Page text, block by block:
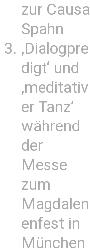
zur Causa
Spahn
‚Dialogpre
digt‘ und
‚meditativ
er Tanz’
während
der
Messe
zum
Magdalen
enfest in
München